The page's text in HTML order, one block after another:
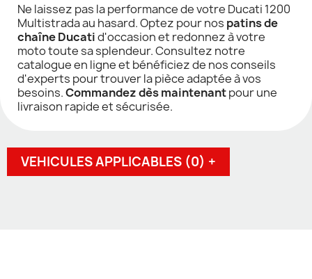
Ne laissez pas la performance de votre Ducati 1200
Multistrada au hasard. Optez pour nos patins de
chaîne Ducatid'occasion et redonnez à votre
moto toute sa splendeur. Consultez notre
catalogue en ligne et bénéficiez de nos conseils
d'experts pour trouver la pièce adaptée à vos
besoins.Commandez dès maintenantpour une
livraison rapide et sécurisée.
VEHICULES APPLICABLES (0) +